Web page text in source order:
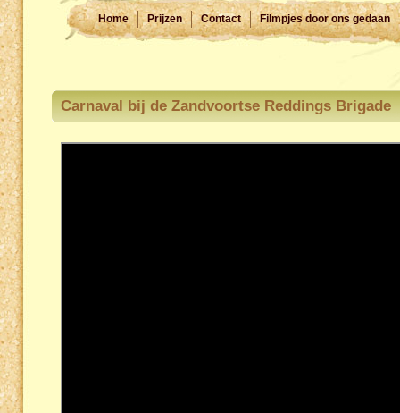
Home Prijzen Contact Filmpjes door ons gedaan
Carnaval bij de Zandvoortse Reddings Brigade